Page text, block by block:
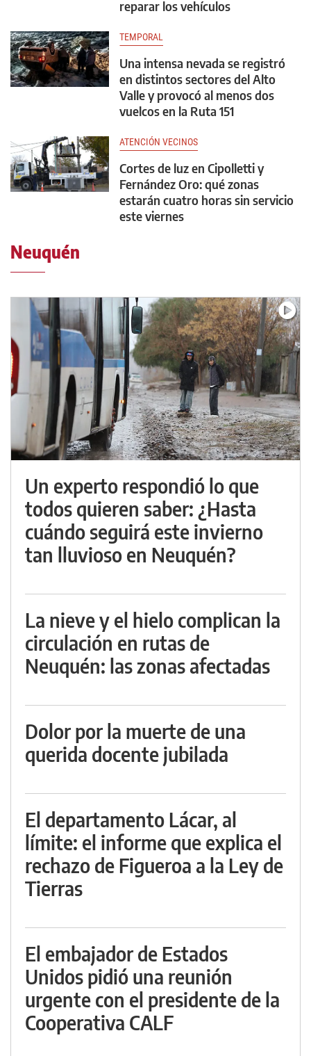
reparar los vehículos
TEMPORAL
Una intensa nevada se registró
en distintos sectores del Alto
Valle y provocó al menos dos
vuelcos en la Ruta 151
ATENCIÓN VECINOS
Cortes de luz en Cipolletti y
Fernández Oro: qué zonas
estarán cuatro horas sin servicio
este viernes
Neuquén
Un experto respondió lo que
todos quieren saber: ¿Hasta
cuándo seguirá este invierno
tan lluvioso en Neuquén?
La nieve y el hielo complican la
circulación en rutas de
Neuquén: las zonas afectadas
Dolor por la muerte de una
querida docente jubilada
El departamento Lácar, al
límite: el informe que explica el
rechazo de Figueroa a la Ley de
Tierras
El embajador de Estados
Unidos pidió una reunión
urgente con el presidente de la
Cooperativa CALF